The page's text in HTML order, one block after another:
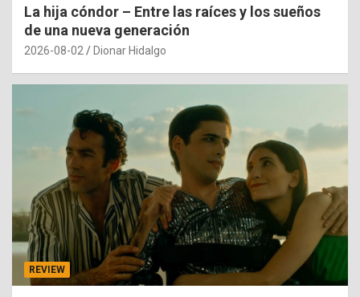
La hija cóndor – Entre las raíces y los sueños
de una nueva generación
2026-08-02 Dionar Hidalgo
REVIEW